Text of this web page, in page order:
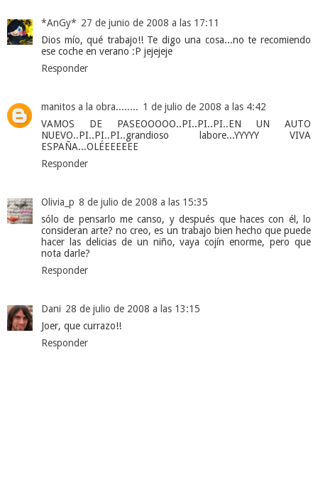
*AnGy* 27 de junio de 2008 a las 17:11
Dios mío, qué trabajo!! Te digo una cosa...no te recomiendo
ese coche en verano :P jejejeje
Responder
manitos a la obra........ 1 de julio de 2008 a las 4:42
VAMOS DE PASEOOOOO..PI..PI..PI..EN UN AUTO
NUEVO..PI..PI..PI..grandioso labore...YYYYY VIVA
ESPAÑA...OLÉEEEEEE
Responder
Olivia_p 8 de julio de 2008 a las 15:35
sólo de pensarlo me canso, y después que haces con él, lo
consideran arte? no creo, es un trabajo bien hecho que puede
hacer las delicias de un niño, vaya cojín enorme, pero que
nota darle?
Responder
Dani 28 de julio de 2008 a las 13:15
Joer, que currazo!!
Responder